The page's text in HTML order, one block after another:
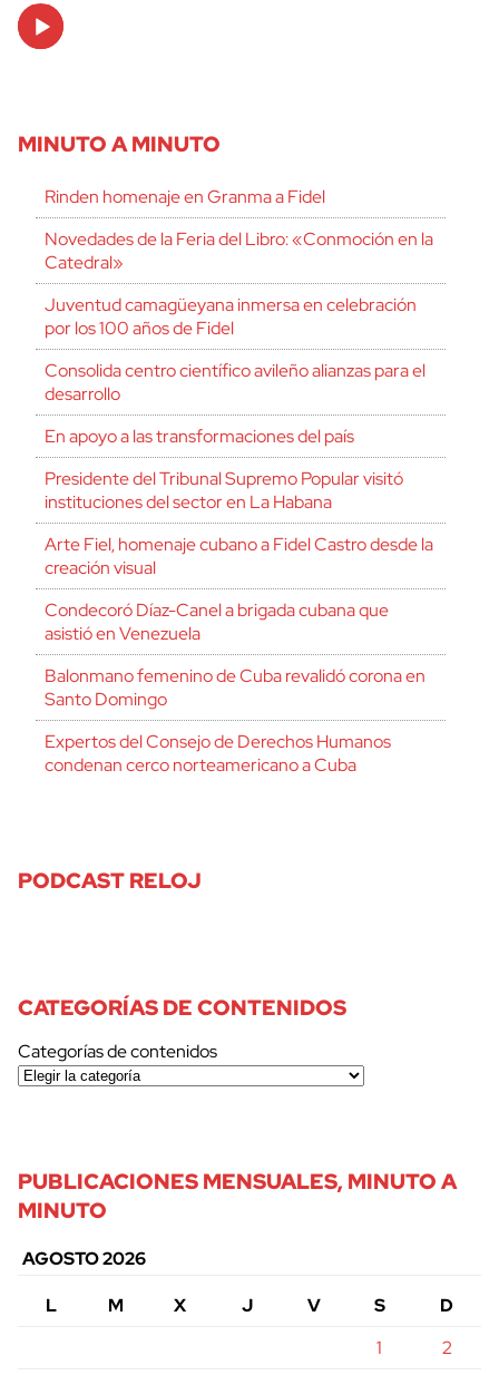
Audio
Player
MINUTO A MINUTO
Rinden homenaje en Granma a Fidel
Novedades de la Feria del Libro: «Conmoción en la
Catedral»
Juventud camagüeyana inmersa en celebración
por los 100 años de Fidel
Consolida centro científico avileño alianzas para el
desarrollo
En apoyo a las transformaciones del país
Presidente del Tribunal Supremo Popular visitó
instituciones del sector en La Habana
Arte Fiel, homenaje cubano a Fidel Castro desde la
creación visual
Condecoró Díaz-Canel a brigada cubana que
asistió en Venezuela
Balonmano femenino de Cuba revalidó corona en
Santo Domingo
Expertos del Consejo de Derechos Humanos
condenan cerco norteamericano a Cuba
PODCAST RELOJ
CATEGORÍAS DE CONTENIDOS
Categorías de contenidos
PUBLICACIONES MENSUALES, MINUTO A
MINUTO
AGOSTO 2026
L
M X J V S
D
1
2